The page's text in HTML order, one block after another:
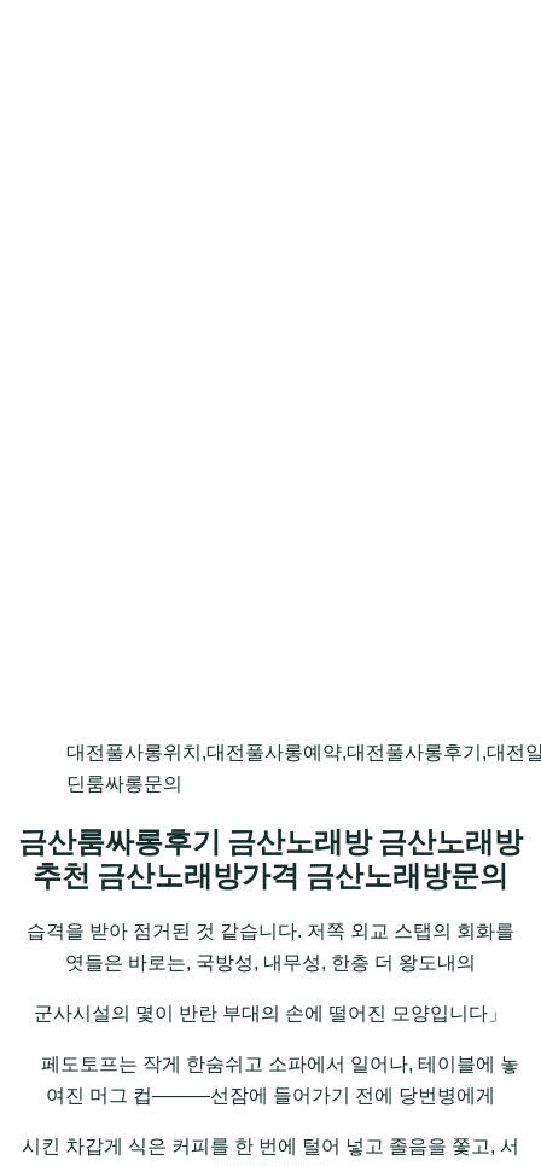
대전풀사롱위치,대전풀사롱예약,대전풀사롱후기,대전
딘룸싸롱문의
금산룸싸롱후기 금산노래방 금산노래방
추천 금산노래방가격 금산노래방문의
습격을 받아 점거된 것 같습니다. 저쪽 외교 스탭의 회화를
엿들은 바로는, 국방성, 내무성, 한층 더 왕도내의
군사시설의 몇이 반란 부대의 손에 떨어진 모양입니다」
페도토프는 작게 한숨쉬고 소파에서 일어나, 테이블에 놓
여진 머그 컵―――선잠에 들어가기 전에 당번병에게
시킨 차갑게 식은 커피를 한 번에 털어 넣고 졸음을 쫓고, 서